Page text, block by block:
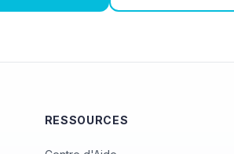
RESSOURCES